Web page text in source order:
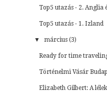
Top5 utazás - 2. Anglia
Top5 utazás - 1. Izland
▼ március (3)
Ready for time
Történelmi Vásár
Elizabeth Gilbert: A